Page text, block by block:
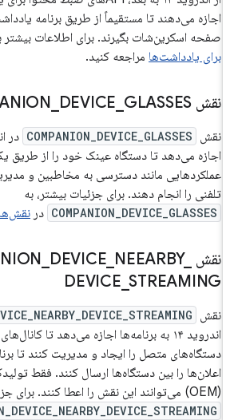
اجازه می‌دهند تا مستقیماً از طریق برنامه
صفحه اسکرین‌شات بگیرند. برای اطلاعات بیشتر به
برای یادداشت‌هامراجعه کنید.
نقش COMPANION _DEVICE_GLASSES
نقش COMPANION_DEVICE_GLASSES
اجازه می‌دهد تا دستگاه عینک خود را از طریق یک
عملکردهایی مانند دسترسی به مخاطبین و
تلفنی را انجام دهند. برای جزئیات بیشتر، به
COMPANION_DEVICE_GLASSES درنقش‌های
نقش COMPANION _DEVICE_NEEARBY _
DEVICE_STREAMING
نقش
اندروید ۱۴ به برنامه‌ها اجازه می‌دهد تا
دستگاه‌های متصل را ایجاد و مدیریت کنند تا
اعلان‌ها را بین دستگاه‌ها ارسال کنند. فقط